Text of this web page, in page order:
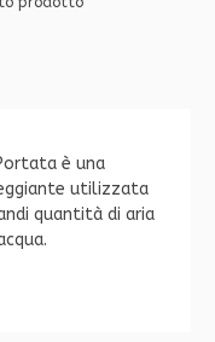
è una
utilizzata
quantità di aria